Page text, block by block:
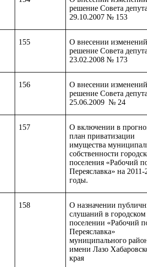
решение Совета
29.10.2007 № 153
155
О внесении
решение Совета
23.02.2008 № 173
156
О внесении
решение Совета
25.06.2009 № 24
157
О включении в
план приватизации
имущества
собственности
поселения «Рабочий
Переяславка» на 2011-
годы.
158
О назначении
слушаний в городском
поселении «Рабочий
Переяславка»
муниципального
имени Лазо
края